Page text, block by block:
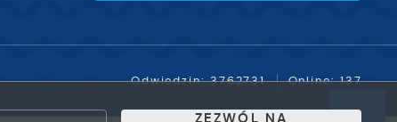
Odwiedzin: 3762731 Online: 137
ZEZWÓL NA